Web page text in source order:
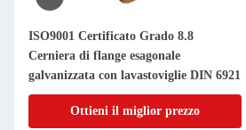
ISO9001 Certificato Grado 8.8
Cerniera di flange esagonale
galvanizzata con lavastoviglie DIN 6921
Ottieni il miglior prezzo